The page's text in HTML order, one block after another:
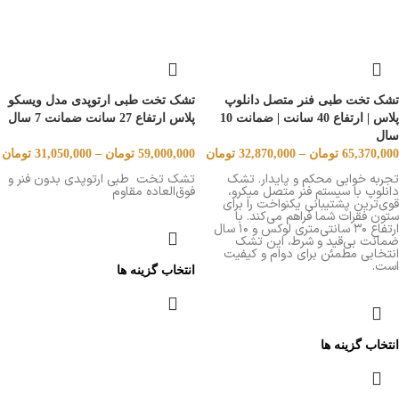
تشک تخت طبی فنر متصل دانلوپ
پلاس | ارتفاع 40 سانت | ضمانت 10
سال
65,370,000 تومان –
32,870,000 تومان
تجربه خوابی محکم و پایدار. تشک
دانلوپ با سیستم فنر متصل میکرو،
قوی‌ترین پشتیبانی یکنواخت را برای
ستون فقرات شما فراهم می‌کند. با
ارتفاع ۳۰ سانتی‌متری لوکس و ۱۰ سال
ضمانت بی‌قید و شرط، این تشک
انتخابی مطمئن برای دوام و کیفیت
است.
انتخاب گزینه ها
تشک تخت طبی ارتوپدی مدل ویسکو
پلاس ارتفاع 27 سانت ضمانت 7 سال
59,000,000 تومان –
31,050,000 تومان
تشک تخت طبی ارتوپدی بدون فنر و
فوق‌العاده مقاوم
انتخاب گزینه ها